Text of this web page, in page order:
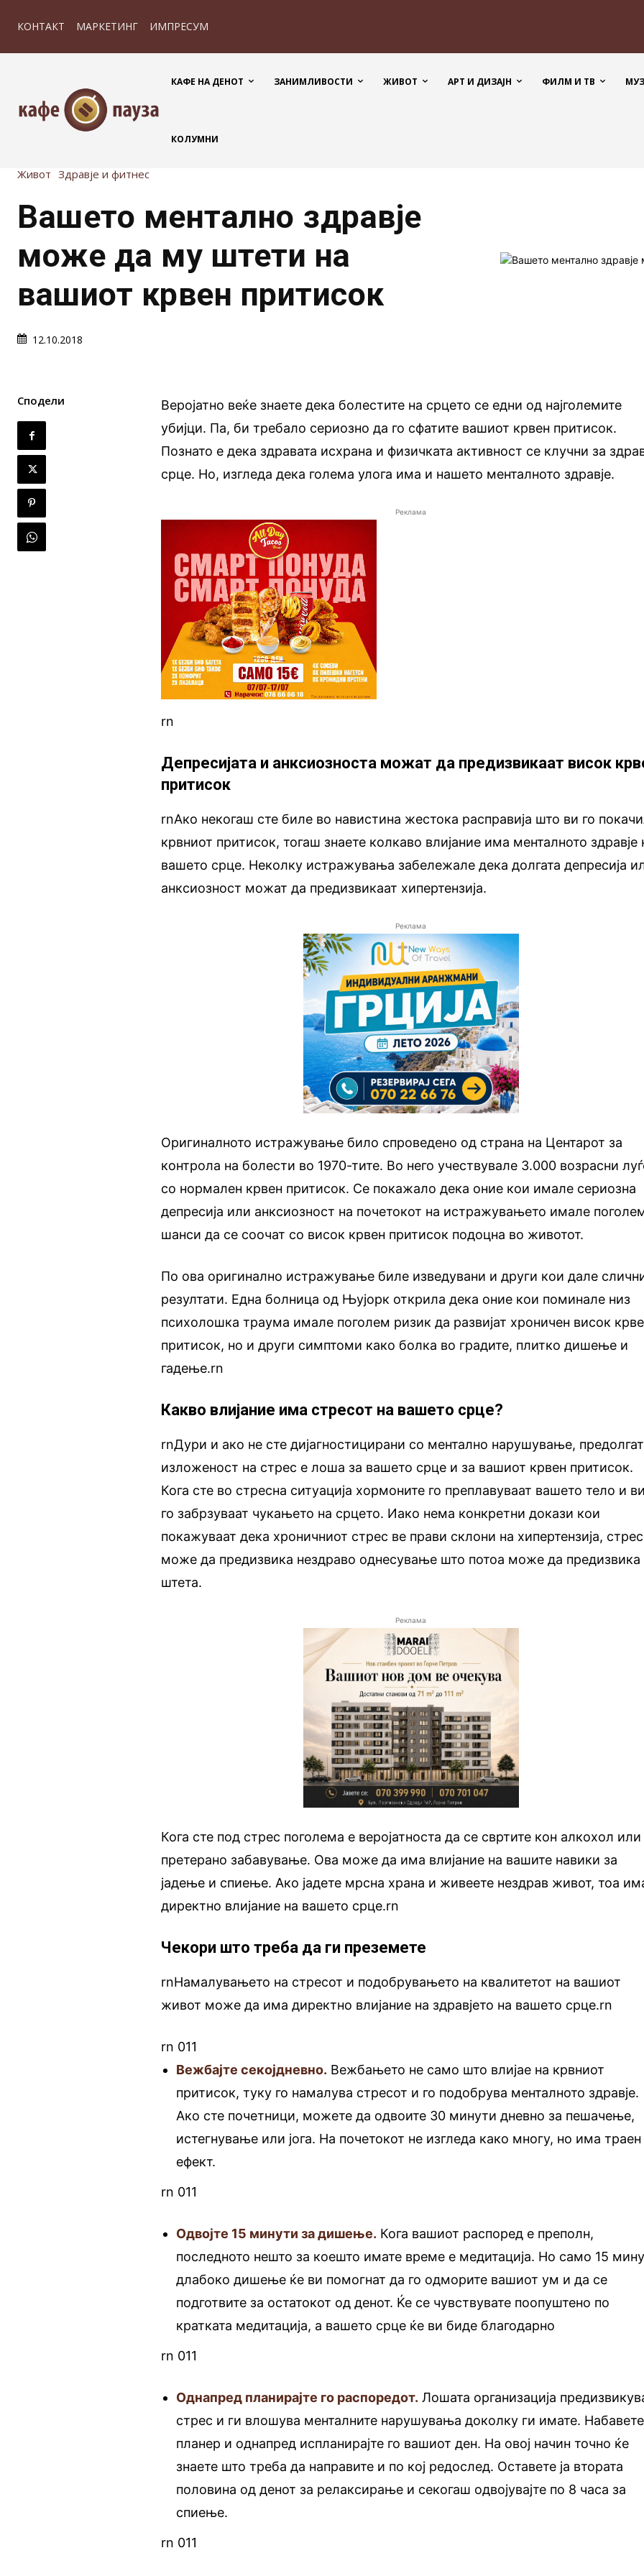
КОНТАКТ МАРКЕТИНГ ИМПРЕСУМ
КАФЕ НА ДЕНОТ ЗАНИМЛИВОСТИ ЖИВОТ АРТ И ДИЗАЈН ФИЛМ И ТВ
КОЛУМНИ
Живот Здравје и фитнес
Вашето ментално здравје
може да му штети на
вашиот крвен притисок
12.10.2018
Сподели
Веројатно веќе знаете дека болестите на срцето се едни од најголемите
убијци. Па, би требало сериозно да го сфатите вашиот крвен притисок.
Познато е дека здравата исхрана и физичката активност се клучни за
срце. Но, изгледа дека голема улога има и нашето менталното здравје.
Реклама
rn
Депресијата и анксиозноста можат да предизвикаат висок
притисок
rnАко некогаш сте биле во навистина жестока расправија што ви го
крвниот притисок, тогаш знаете колкаво влијание има менталното здравје
вашето срце. Неколку истражувања забележале дека долгата депресија
анксиозност можат да предизвикаат хипертензија.
Реклама
Оригиналното истражување било спроведено од страна на Центарот за
контрола на болести во 1970-тите. Во него учествувале 3.000 возрасни
со нормален крвен притисок. Се покажало дека оние кои имале сериозна
депресија или анксиозност на почетокот на истражувањето имале
шанси да се соочат со висок крвен притисок подоцна во животот.
По ова оригинално истражување биле изведувани и други кои дале
резултати. Една болница од Њујорк открила дека оние кои поминале низ
психолошка траума имале поголем ризик да развијат хроничен висок
притисок, но и други симптоми како болка во градите, плитко дишење и
гадење.rn
Какво влијание има стресот на вашето срце?
rnДури и ако не сте дијагностицирани со ментално нарушување,
изложеност на стрес е лоша за вашето срце и за вашиот крвен притисок.
Кога сте во стресна ситуација хормоните го преплавуваат вашето тело и
го забрзуваат чукањето на срцето. Иако нема конкретни докази кои
покажуваат дека хроничниот стрес ве прави склони на хипертензија,
може да предизвика нездраво однесување што потоа може да предизвика
штета.
Реклама
Кога сте под стрес поголема е веројатноста да се свртите кон алкохол или
претерано забавување. Ова може да има влијание на вашите навики за
јадење и спиење. Ако јадете мрсна храна и живеете нездрав живот, тоа
директно влијание на вашето срце.rn
Чекори што треба да ги преземете
rnНамалувањето на стресот и подобрувањето на квалитетот на вашиот
живот може да има директно влијание на здравјето на вашето срце.rn
rn 011
Вежбајте секојдневно. Вежбањето не само што влијае на крвниот
притисок, туку го намалува стресот и го подобрува менталното здравје.
Ако сте почетници, можете да одвоите 30 минути дневно за пешачење,
истегнување или јога. На почетокот не изгледа како многу, но има траен
ефект.
rn 011
Одвојте 15 минути за дишење. Кога вашиот распоред е преполн,
последното нешто за коешто имате време е медитација. Но само 15
длабоко дишење ќе ви помогнат да го одморите вашиот ум и да се
подготвите за остатокот од денот. Ќе се чувствувате поопуштено по
кратката медитација, а вашето срце ќе ви биде благодарно
rn 011
Однапред планирајте го распоредот. Лошата организација
стрес и ги влошува менталните нарушувања доколку ги имате. Набавете
планер и однапред испланирајте го вашиот ден. На овој начин точно ќе
знаете што треба да направите и по кој редослед. Оставете ја втората
половина од денот за релаксирање и секогаш одвојувајте по 8 часа за
спиење.
rn 011